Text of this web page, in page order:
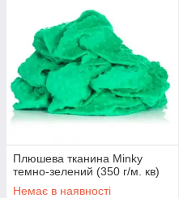
Плюшева тканина Minky
темно-зелений (350 г/м. кв)
Немає в наявності